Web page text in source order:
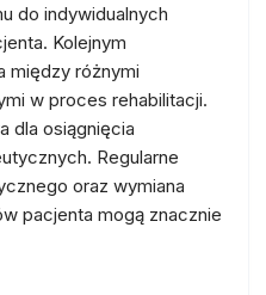
do indywidualnych
Kolejnym
między różnymi
w proces rehabilitacji.
dla osiągnięcia
Regularne
oraz wymiana
pacjenta mogą znacznie